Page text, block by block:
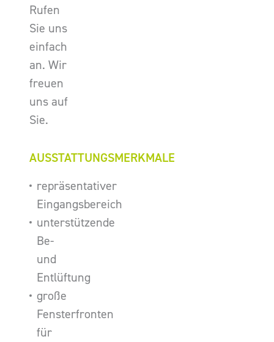
Rufen
Sie uns
einfach
an. Wir
freuen
uns auf
Sie.
AUSSTATTUNGSMERKMALE
repräsentativer
Eingangsbereich
unterstützende
Be-
und
Entlüftung
große
Fensterfronten
für